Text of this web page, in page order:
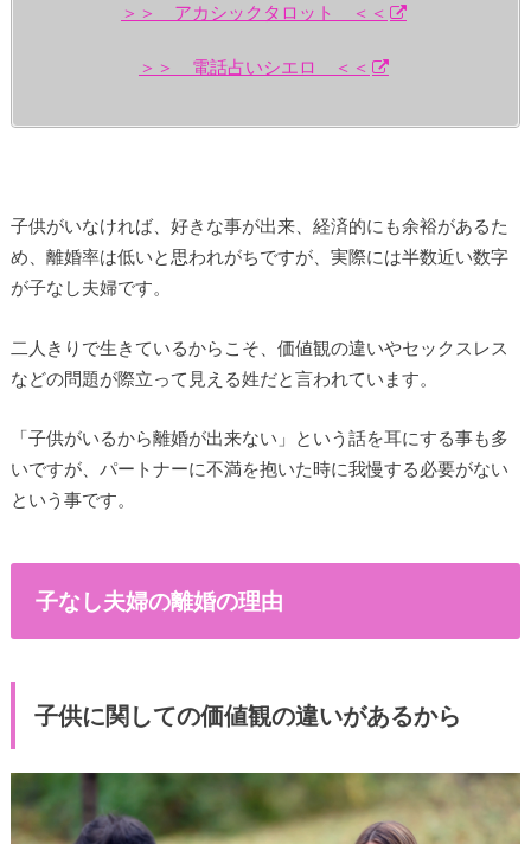
＞＞ アカシックタロット ＜＜
＞＞ 電話占いシエロ ＜＜
子供がいなければ、好きな事が出来、経済的にも余裕があるた
め、離婚率は低いと思われがちですが、実際には半数近い数字
が子なし夫婦です。
二人きりで生きているからこそ、価値観の違いやセックスレス
などの問題が際立って見える姓だと言われています。
「子供がいるから離婚が出来ない」という話を耳にする事も多
いですが、パートナーに不満を抱いた時に我慢する必要がない
という事です。
子なし夫婦の離婚の理由
子供に関しての価値観の違いがあるから